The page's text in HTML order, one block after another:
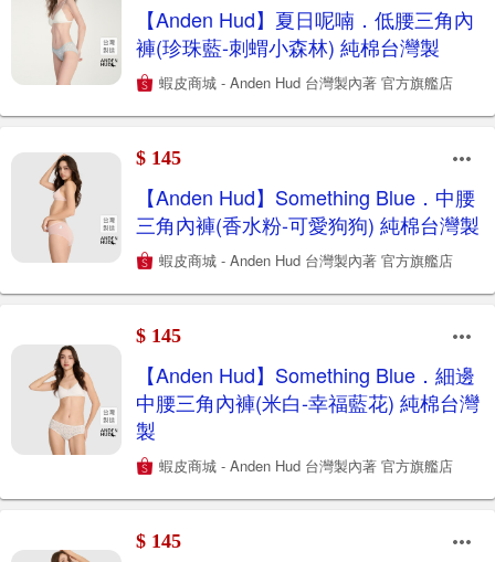
【Anden Hud】夏日呢喃．低腰三角內
褲(珍珠藍-刺蝟小森林) 純棉台灣製
蝦皮商城 - Anden Hud 台灣製內著 官方旗艦店
$ 145
【Anden Hud】Something Blue．中腰
三角內褲(香水粉-可愛狗狗) 純棉台灣製
蝦皮商城 - Anden Hud 台灣製內著 官方旗艦店
$ 145
【Anden Hud】Something Blue．細邊
中腰三角內褲(米白-幸福藍花) 純棉台灣
製
蝦皮商城 - Anden Hud 台灣製內著 官方旗艦店
$ 145